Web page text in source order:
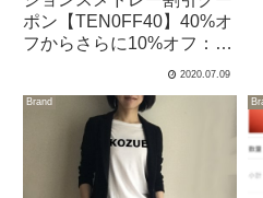
ポン【TEN0FF40】40%オ
フからさらに10%オフ：
2020.07.09
Brand